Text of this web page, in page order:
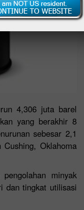
4,306 juta barel
yang berakhir 8
sebesar 2,1
Oklahoma
minyak
dan tingkat utilisasi